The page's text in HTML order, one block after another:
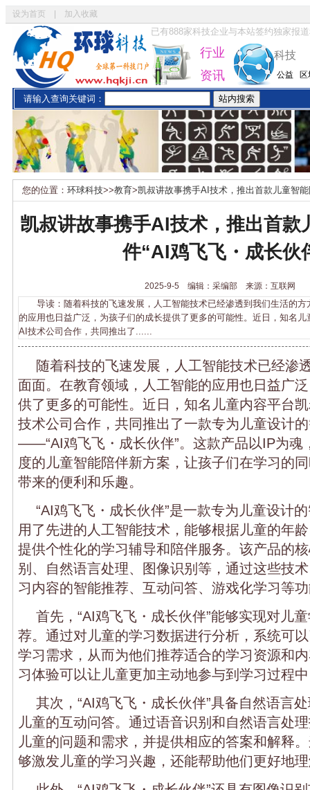
设为首页 加入收藏
已有888家科技企业与本站签约独家报
行业
资讯
科技
公益
请输入查询关键词：
您的位置： 环球科技>>教育>凯叔讲故事携手AI技术，推出首款儿童智
凯叔讲故事携手AI技术，推出首款
件“AI鸡飞飞・成长伙
2025-9-5 编辑：采编部 来源：互联网
导读：随着科技的飞速发展，人工智能技术已经渗透到我们生活的方
的应用也日益广泛，为孩子们的成长提供了更多的可能性。近日，知名
AI技术公司合作，共同推出了......
随着科技的飞速发展，人工智能技术已经渗
面面。在教育领域，人工智能的应用也日益广
供了更多的可能性。近日，知名儿童内容平台
技术公司合作，共同推出了一款专为儿童设计
——“AI鸡飞飞・成长伙伴”。这款产品以IP为魂
度的儿童智能陪伴新方案，让孩子们在学习的
带来的便利和乐趣。
“AI鸡飞飞・成长伙伴”是一款专为儿童设计
用了先进的人工智能技术，能够根据儿童的年
提供个性化的学习辅导和陪伴服务。该产品的
别、自然语言处理、图像识别等，通过这些技
习内容的智能推荐、互动问答、游戏化学习等
首先，“AI鸡飞飞・成长伙伴”能够实现对儿
荐。通过对儿童的学习数据进行分析，系统可
学习需求，从而为他们推荐适合的学习资源和
习体验可以让儿童更加主动地参与到学习过程
其次，“AI鸡飞飞・成长伙伴”具备自然语言
儿童的互动问答。通过语音识别和自然语言处
儿童的问题和需求，并提供相应的答案和解释
够激发儿童的学习兴趣，还能帮助他们更好地